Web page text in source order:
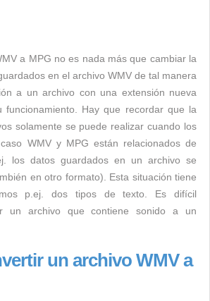
a MPG no es nada más que cambiar la
en el archivo WMV de tal manera
a un archivo con una extensión nueva
funcionamiento. Hay que recordar que la
solamente se puede realizar cuando los
WMV y MPG están relacionados de
los datos guardados en un archivo se
en otro formato). Esta situación tiene
p.ej. dos tipos de texto. Es difícil
un archivo que contiene sonido a un
un archivo WMV a